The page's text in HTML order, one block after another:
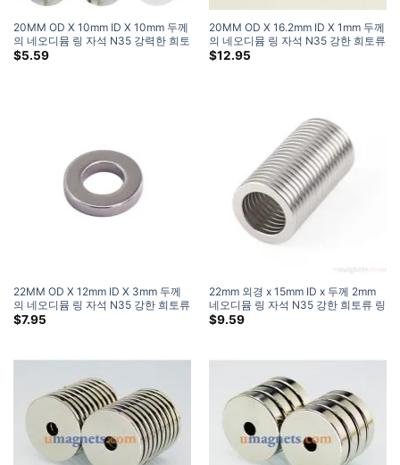
20MM OD X 10mm ID X 10mm 두께
의 네오디뮴 링 자석 N35 강력한 희토
류 원형 링 자석 DIY 공예품 (1 팩)
$5.59
20MM OD X 16.2mm ID X 1mm 두께
의 네오디뮴 링 자석 N35 강한 희토류
도넛 자석 판매
$12.95
22MM OD X 12mm ID X 3mm 두께
의 네오디뮴 링 자석 N35 강한 희토류
원형 고리 자석 홈 디포
$7.95
22mm 외경 x 15mm ID x 두께 2mm
네오디뮴 링 자석 N35 강한 희토류 링
자석 NdFeB 원형 도넛 자석
$9.59